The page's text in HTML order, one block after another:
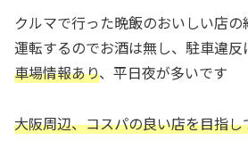
クルマで行った晩飯のおいしい店の
運転するのでお酒は無し、駐車違
車場情報あり、平日夜が多いです
大阪周辺、コスパの良い店を目指し